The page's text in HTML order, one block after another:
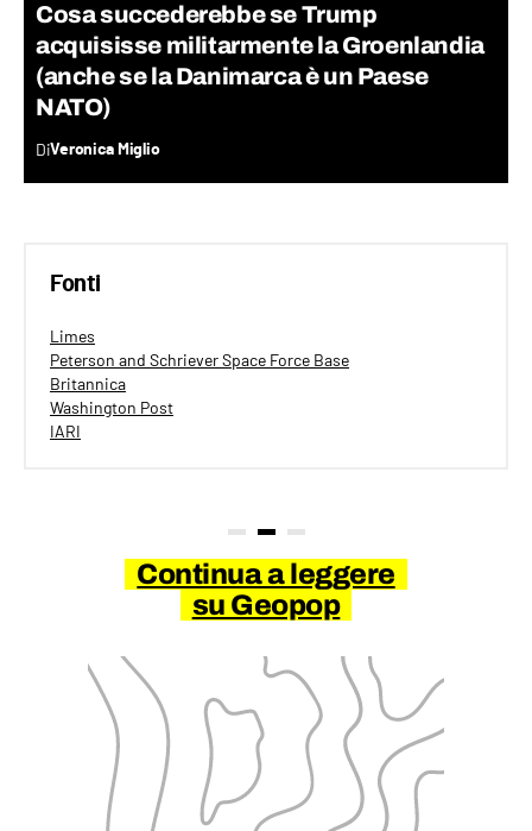
Cosa succederebbe se Trump
acquisisse militarmente la Groenlandia
(anche se la Danimarca è un Paese
NATO)
DiVeronica Miglio
Fonti
Limes
Peterson and Schriever Space Force Base
Britannica
Washington Post
IARI
Continua a leggere
su Geopop